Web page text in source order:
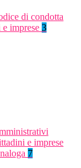
di condotta
imprese 3
e imprese
7